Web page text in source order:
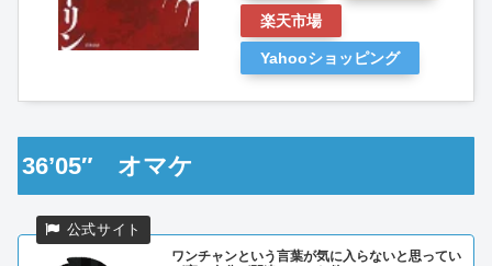
楽天市場
Yahooショッピング
36’05″ オマケ
ワンチャンという言葉が気に入らないと思ってい